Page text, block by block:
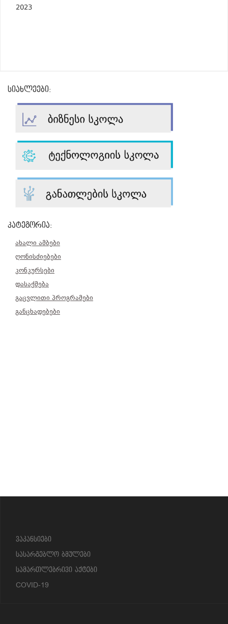
2023
სიახლეები:
კატეგორია:
ახალი ამბები
ღონისძიებები
კონკურსები
დასაქმება
გაცვლითი პროგრამები
განცხადებები
ვაკანსიები
სასარგებლო ბმულები
სამართლებრივი აქტები
COVID-19